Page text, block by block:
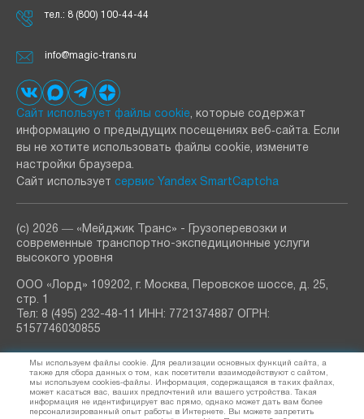
тел.: 8 (800) 100-44-44
info@magic-trans.ru
Сайт использует файлы cookie, которые содержат
информацию о предыдущих посещениях веб‑сайта. Если
вы не хотите использовать файлы cookie, измените
настройки браузера.
Сайт использует сервис Yandex SmartCaptcha
(с) 2026 ― «Мейджик Транс» - Грузоперевозки и
современные транспортно-экспедиционные услуги
высокого уровня
ООО «Лорд» 109202, г. Москва, Перовское шоссе, д. 25,
стр. 1
Тел: 8 (495) 232-48-11 ИНН: 7721374887 ОГРН:
5157746030855
РАССЫЛКА узнавайте о новостях и акциях
Мы используем файлы cookie. Для реализации основных функций сайта, а
также для сбора данных о том, как посетители взаимодействуют с сайтом,
мы используем cookies-файлы. Информация, содержащаяся в таких файлах,
может касаться вас, ваших предпочтений или вашего устройства. Такая
информация не идентифицирует вас прямо, однако может дать вам более
персонализированный опыт работы в Интернете. Вы можете запретить